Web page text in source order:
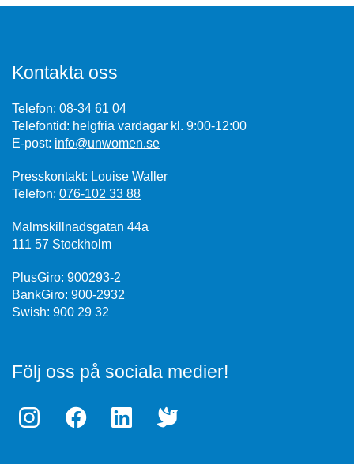
Kontakta oss
Telefon: 08-34 61 04
Telefontid: helgfria vardagar kl. 9:00-12:00
E-post: info@unwomen.se
Presskontakt: Louise Waller
Telefon: 076-102 33 88
Malmskillnadsgatan 44a
111 57 Stockholm
PlusGiro: 900293-2
BankGiro: 900-2932
Swish: 900 29 32
Följ oss på sociala medier!